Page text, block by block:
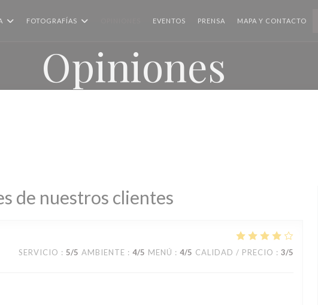
FOTOGRAFÍAS EVENTOS PRENSA MAPA Y CONTACTO
Opiniones
de nuestros clientes
SERVICIO : 5/5 AMBIENTE : 4/5 MENÚ : 4/5 CALIDAD / PRECIO : 3/5